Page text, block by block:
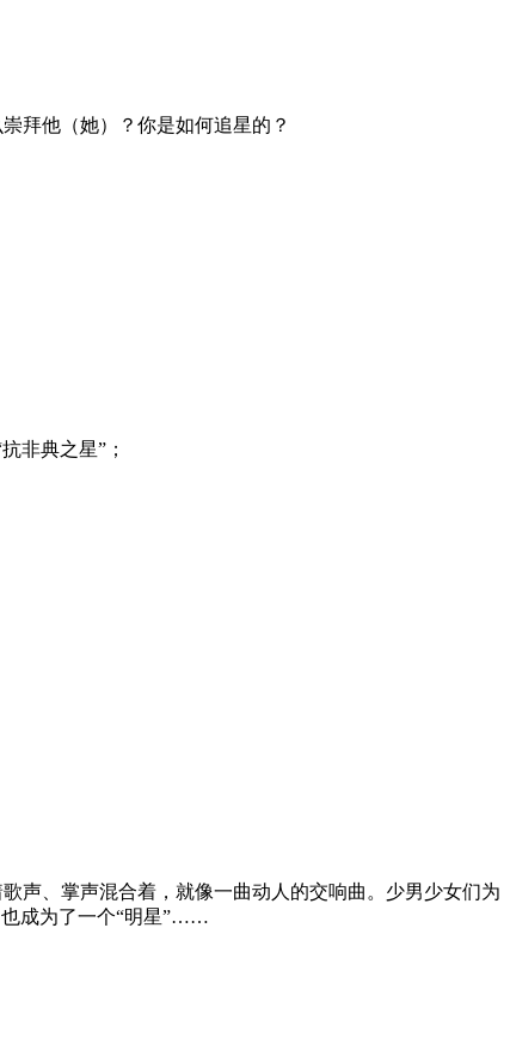
拜他（她）？你是如何追星的？
非典之星”；
声、掌声混合着，就像一曲动人的交响曲。少男少女们为
也成为了一个“明星”……